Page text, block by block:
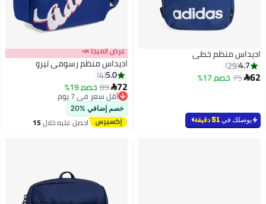
اديداس منظم خطي
4.7
29
62
75 خصم 17%
يوصلك في 51 دقيقة
عرض الميجا 📣
اديداس منظم رسومي تيرو
5.0
4
72
89 خصم 19%
أقل سعر في 7 يوم
توصيل مجاني
أقل سعر في 7 يوم
خصم إضافي %20
احصل عليه خلال15